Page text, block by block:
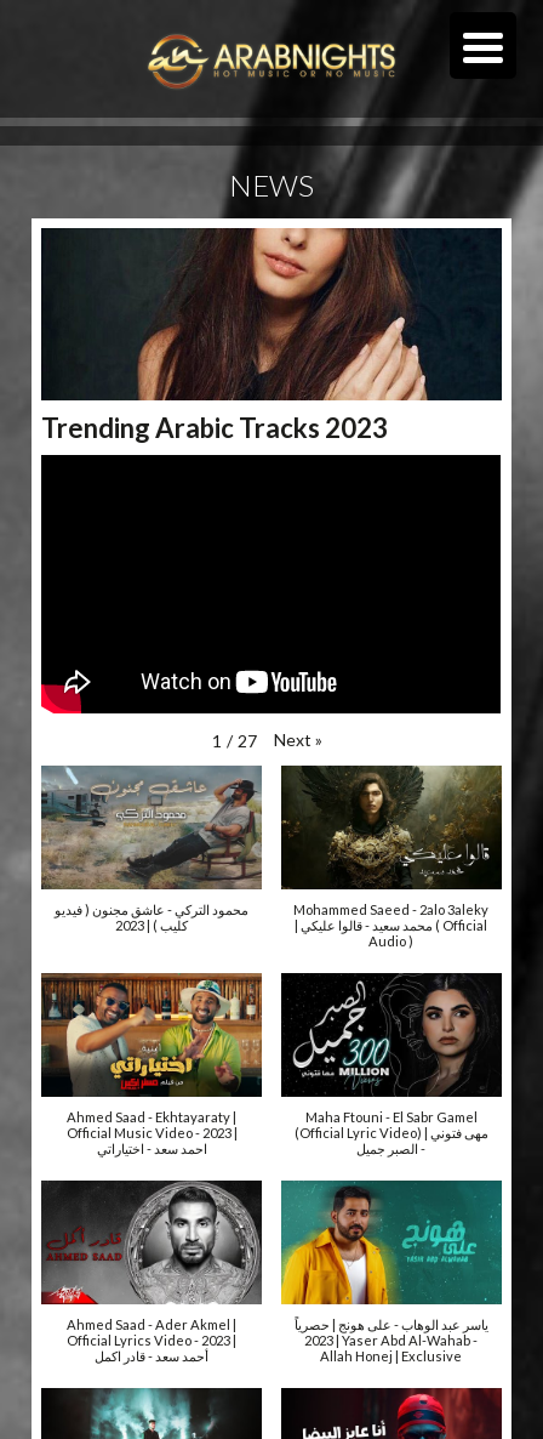
NEWS
Trending Arabic Tracks 2023
1 / 27 Next »
محمود التركي - عاشق مجنون ( فيديو
كليب ) | 2023
Mohammed Saeed - 2alo 3aleky
| محمد سعيد - قالوا عليكي ( Official
Audio )
Ahmed Saad - Ekhtayaraty |
Official Music Video - 2023 |
احمد سعد - اختياراتي
Maha Ftouni - El Sabr Gamel
(Official Lyric Video) | مهى فتوني
- الصبر جميل
Ahmed Saad - Ader Akmel |
Official Lyrics Video - 2023 |
أحمد سعد - قادر اكمل
ياسر عبد الوهاب - على هونج | حصرياً
| 2023 Yaser Abd Al-Wahab -
Allah Honej | Exclusive